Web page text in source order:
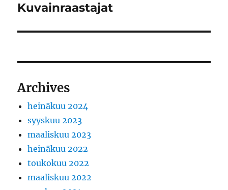
Seuraava
Kuvainraastajat
Archives
heinäkuu 2024
syyskuu 2023
maaliskuu 2023
heinäkuu 2022
toukokuu 2022
maaliskuu 2022